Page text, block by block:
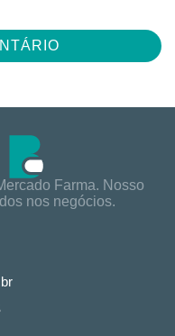
Farma. Nosso
nos negócios.